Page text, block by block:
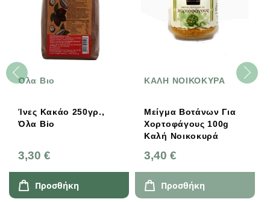
Όλα Βιο
Ίνες Κακάο 250γρ.,
Όλα Bio
3,30 €
Προσθήκη
ΚΑΛΗ ΝΟΙΚΟΚΥΡΑ
Μείγμα Βοτάνων Για
Χορτοφάγους 100g
Καλή Νοικοκυρά
3,40 €
Προσθήκη